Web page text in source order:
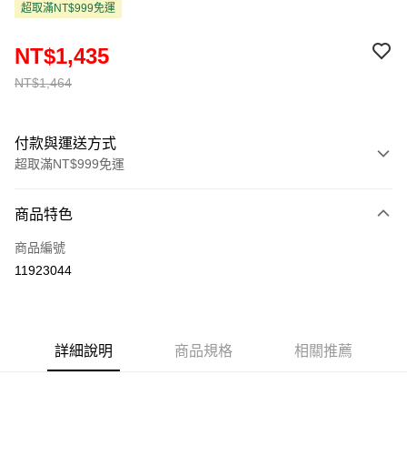
超取滿NT$999免運
NT$1,464
NT$1,435
付款與運送方式
超取滿NT$999免運
信用卡一次付款
超商取貨付款
街口支付
商品特色
商品編號
11923044
詳細說明 商品規格 相關推薦